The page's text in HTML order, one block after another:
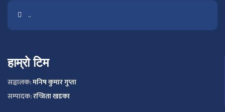
..
हाम्रो टिम
सञ्चालक:मनिष कुमार गुप्ता
सम्पादक:रन्जिता खडका